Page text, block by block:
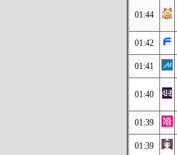
01:44
01:42
01:41
01:40
01:39
01:39